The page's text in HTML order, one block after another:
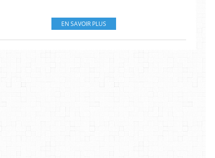
EN SAVOIR PLUS